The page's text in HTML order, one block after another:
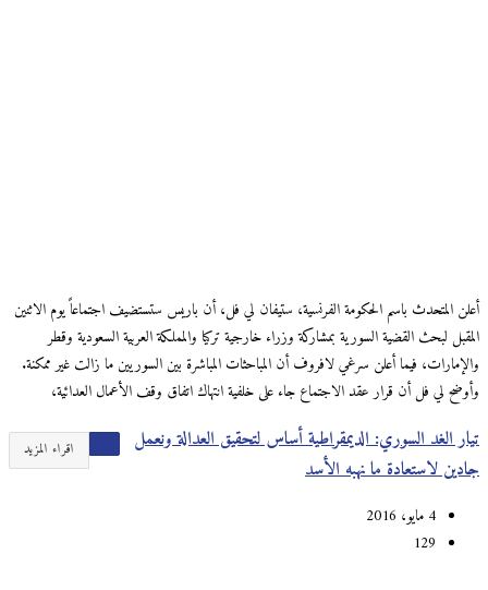
أعلن المتحدث باسم الحكومة الفرنسية، ستيفان لي فل، أن باريس ستستضيف اجتماعاً يوم الاثنين
المقبل لبحث القضية السورية بمشاركة وزراء خارجية تركيا والمملكة العربية السعودية وقطر
والإمارات، فيما أعلن سرغي لافروف أن المباحثات المباشرة بين السوريين ما زالت غير ممكنة.
وأوضح لي فل أن قرار عقد الاجتماع جاء على خلفية انتهاك اتفاق وقف الأعمال العدائية،
اقراء المزيد
تيار الغد السوري: الديمقراطية أساس لتحقيق العدالة ونعمل
جادين لاستعادة ما نهبه الأسد
129